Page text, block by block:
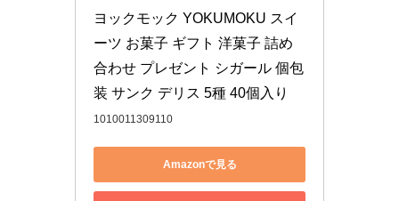
ヨックモック YOKUMOKU スイ
ーツ お菓子 ギフト 洋菓子 詰め
合わせ プレゼント シガール 個包
装 サンク デリス 5種 40個入り
1010011309110
Amazonで見る